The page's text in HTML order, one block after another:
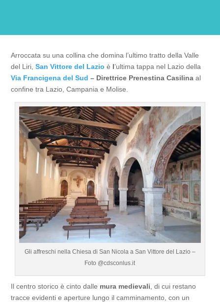
Arroccata su una collina che domina l’ultimo tratto della Valle
del Liri,San Vittore del Lazio è l’ultima tappa nel Lazio della
Via Francigena del Sud – Direttrice Prenestina Casilina al
confine tra Lazio, Campania e Molise.
Gli affreschi nella Chiesa di San Nicola a San Vittore del Lazio –
Foto @cdsconlus.it
Il centro storico è cinto dalle mura medievali , di cui restano
tracce evidenti e aperture lungo il camminamento, con un